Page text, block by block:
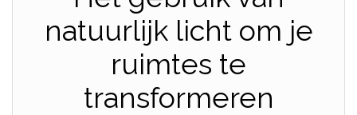
natuurlijk licht om je
ruimtes te
transformeren